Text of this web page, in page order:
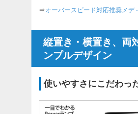
⇒オーバースピード対応推奨メデ
縦置き・横置き、両
ンプルデザイン
使いやすさにこだわっ